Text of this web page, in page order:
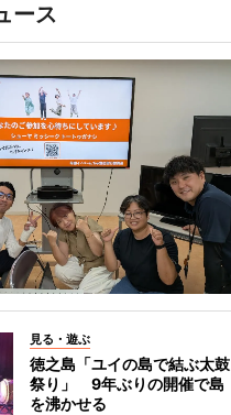
ース
見る・遊ぶ
徳之島「ユイの島で結ぶ太鼓
祭り」 9年ぶりの開催で島
を沸かせる